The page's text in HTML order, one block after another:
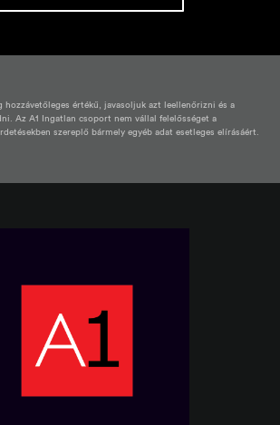
hozzávetőleges értékű, javasoljuk azt leellenőrizni és a
Az A1 Ingatlan csoport nem vállal felelősséget a
szereplő bármely egyéb adat esetleges elírásáért.